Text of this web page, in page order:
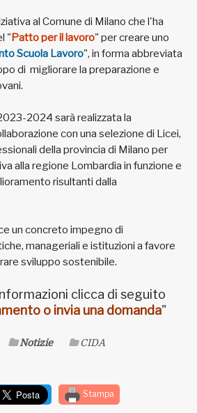
al Comune di Milano che l'ha
"Patto per il lavoro" per creare uno
Scuola Lavoro", in forma abbreviata
di migliorare la preparazione e
2024 sarà realizzata la
con una selezione di Licei,
della provincia di Milano per
alla regione Lombardia in funzione e
risultanti dalla
un concreto impegno di
manageriali e istituzioni a favore
sviluppo sostenibile.
clicca di seguito
o invia una domanda"
Notizie CIDA
Stampa